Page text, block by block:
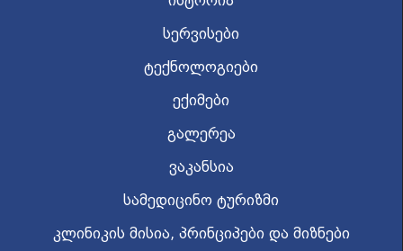
სერვისები
ტექნოლოგიები
ექიმები
გალერეა
ვაკანსია
სამედიცინო ტურიზმი
კლინიკის მისია, პრინციპები და მიზნები